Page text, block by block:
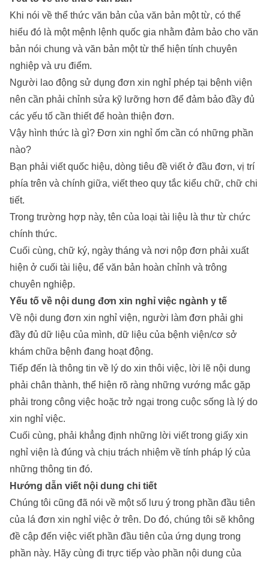
Khi nói về thể thức văn bản của văn bản một từ, có thể
hiểu đó là một mệnh lệnh quốc gia nhằm đảm bảo cho văn
bản nói chung và văn bản một từ thể hiện tính chuyên
nghiệp và ưu điểm.
Người lao động sử dụng đơn xin nghỉ phép tại bệnh viện
nên cần phải chỉnh sửa kỹ lưỡng hơn để đảm bảo đầy đủ
các yếu tố cần thiết để hoàn thiện đơn.
Vậy hình thức là gì? Đơn xin nghỉ ốm cần có những phần
nào?
Bạn phải viết quốc hiệu, dòng tiêu đề viết ở đầu đơn, vị trí
phía trên và chính giữa, viết theo quy tắc kiểu chữ, chữ chi
tiết.
Trong trường hợp này, tên của loại tài liệu là thư từ chức
chính thức.
Cuối cùng, chữ ký, ngày tháng và nơi nộp đơn phải xuất
hiện ở cuối tài liệu, để văn bản hoàn chỉnh và trông
chuyên nghiệp.
Yếu tố về nội dung đơn xin nghỉ việc ngành y tế
Về nội dung đơn xin nghỉ viện, người làm đơn phải ghi
đầy đủ dữ liệu của mình, dữ liệu của bệnh viện/cơ sở
khám chữa bệnh đang hoạt động.
Tiếp đến là thông tin về lý do xin thôi việc, lời lẽ nội dung
phải chân thành, thể hiện rõ ràng những vướng mắc gặp
phải trong công việc hoặc trở ngại trong cuộc sống là lý do
xin nghỉ việc.
Cuối cùng, phải khẳng định những lời viết trong giấy xin
nghỉ viện là đúng và chịu trách nhiệm về tính pháp lý của
những thông tin đó.
Hướng dẫn viết nội dung chi tiết
Chúng tôi cũng đã nói về một số lưu ý trong phần đầu tiên
của lá đơn xin nghỉ việc ở trên. Do đó, chúng tôi sẽ không
đề cập đến việc viết phần đầu tiên của ứng dụng trong
phần này. Hãy cùng đi trực tiếp vào phần nội dung của